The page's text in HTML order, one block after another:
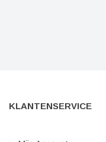
KLANTENSERVICE